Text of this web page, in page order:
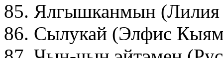
85. Ялгышканмын (Лилия
86. Сылукай (Элфис